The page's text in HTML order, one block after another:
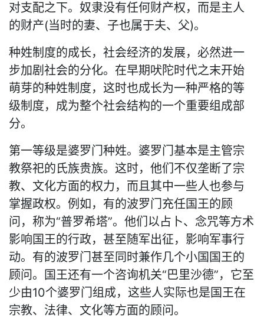
对支配之下。奴隶没有任何财产权，而是主人
的财产(当时的妻、子也属于夫、父)。
种姓制度的成长，社会经济的发展，必然进一
步加剧社会的分化。在早期吠陀时代之末开始
萌芽的种姓制度，这时也成长为一种严格的等
级制度，成为整个社会结构的一个重要组成部
分。
第一等级是婆罗门种姓。婆罗门基本是主管宗
教祭祀的氏族贵族。这时，他们不仅垄断了宗
教、文化方面的权力，而且其中一些人也参与
掌握政权。例如，有的波罗门充任国王的顾
问，称为“普罗希塔”。他们以占卜、念咒等方术
影响国王的行政，甚至随军出征，影响军事行
动。有的波罗门甚至同时兼作几个小国国王的
顾问。国王还有一个咨询机关“巴里沙德”，它至
少由10个婆罗门组成，这些人实际也是国王在
宗教、法律、文化等方面的顾问。